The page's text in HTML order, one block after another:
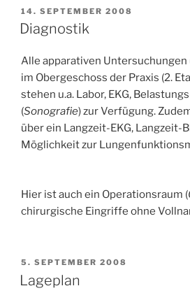
VERÖFFENTLICHT
AM
14. SEPTEMBER 2008
Diagnostik
Alle apparativen Untersuchungen
im Obergeschoss der Praxis (2.
stehen u.a. Labor, EKG,
(Sonografie) zur Verfügung.
über ein Langzeit-EKG, Langzeit-
Möglichkeit zur
Hier ist auch ein Operationsraum (
chirurgische Eingriffe ohne
VERÖFFENTLICHT
AM
5. SEPTEMBER 2008
Lageplan